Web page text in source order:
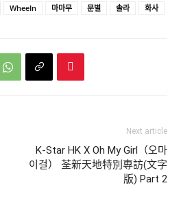
WheeIn 마마무 문별 솔라 화사
Next article
K-Star HK X Oh My Girl（오마
이걸） 荃新天地特別專訪(文字
版) Part 2